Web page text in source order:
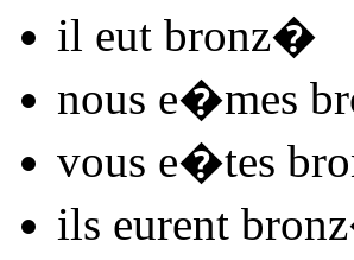
il eut bronz�
nous e�mes
vous e�tes
ils eurent bronz